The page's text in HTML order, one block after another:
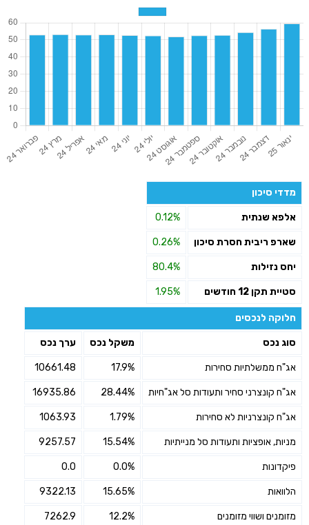
מדדי סיכון
אלפא שנתית 0.12%
שארפ ריבית חסרת סיכון 0.26%
יחס נזילות 80.4%
סטיית תקן 12 חודשים 1.95%
חלוקה לנכסים
סוג נכס משקל נכס ערך נכס
אג"ח ממשלתיות סחירות 17.9%
10661.48
אג"ח קונצרני סחיר ותעודות סל אג"חיות 28.44%
16935.86
אג"ח קונצרניות לא סחירות 1.79%
1063.93
מניות, אופציות ותעודות סל מנייתיות 15.54%
9257.57
פיקדונות 0.0%
0.0
הלוואות 15.65%
9322.13
מזומנים ושווי מזומנים 12.2%
7262.9